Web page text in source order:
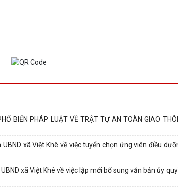
BIẾN PHÁP LUẬT VỀ TRẬT TỰ AN TOÀN GIAO
xã Việt Khê về việc tuyển chọn ứng viên điều
xã Việt Khê về việc lập mới bổ sung văn bản ủy